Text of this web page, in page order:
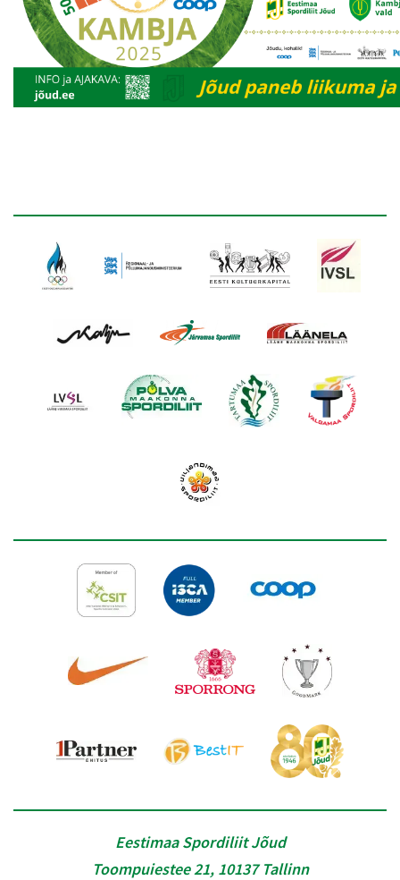
Eestimaa Spordiliit Jõud
Toompuiestee 21, 10137 Tallinn